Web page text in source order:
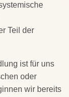
Teil der
ist für uns
oder
wir bereits